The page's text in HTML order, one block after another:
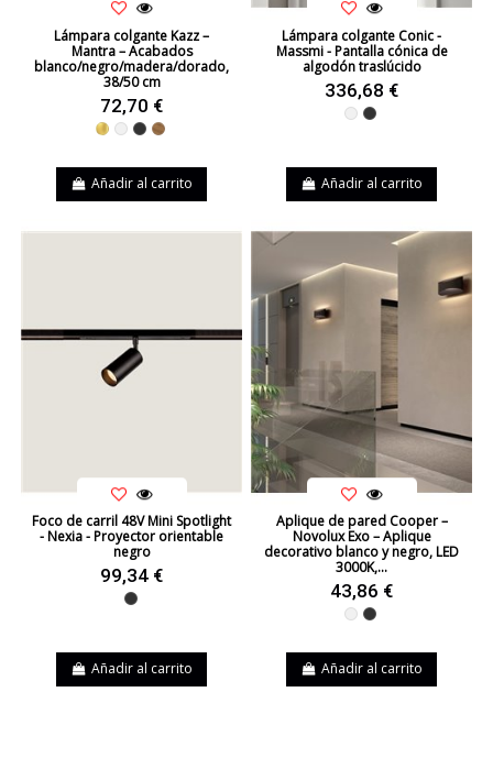
Lámpara colgante Kazz –
Mantra – Acabados
blanco/negro/madera/dorado,
38/50 cm
72,70 €
Dorado
Blanco
NegroMadera
Añadir al carrito
Lámpara colgante Conic -
Massmi - Pantalla cónica de
algodón traslúcido
336,68 €
BlancoNegro
Añadir al carrito
Foco de carril 48V Mini Spotlight
- Nexia - Proyector orientable
negro
99,34 €
Negro
Añadir al carrito
Aplique de pared Cooper –
Novolux Exo – Aplique
decorativo blanco y negro, LED
3000K,...
43,86 €
BlancoNegro
Añadir al carrito